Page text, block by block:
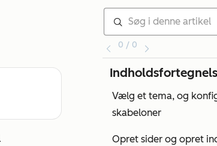
0 / 0
Vælg et tema, og
skabeloner
Opret sider og opret